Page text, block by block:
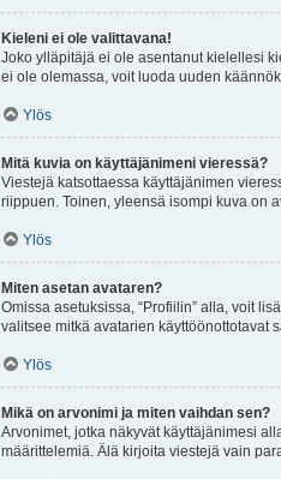
Kieleni ei ole valittavana!
Joko ylläpitäjä ei ole asentanut kielellesi
ei ole olemassa, voit luoda uuden
Ylös
Mitä kuvia on käyttäjänimeni vieressä?
Viestejä katsottaessa käyttäjänimen
riippuen. Toinen, yleensä isompi kuva on
Ylös
Miten asetan avataren?
Omissa asetuksissa, “Profiilin” alla, voit
valitsee mitkä avatarien käyttöönottotavat
Ylös
Mikä on arvonimi ja miten vaihdan sen?
Arvonimet, jotka näkyvät käyttäjänimesi
määrittelemiä. Älä kirjoita viestejä vain